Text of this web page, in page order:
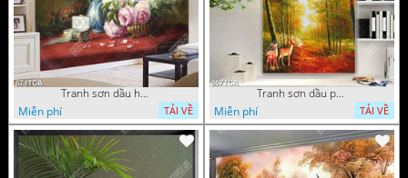
Tranh sơn dầu hoa quả tĩnh vật nghệ thuật gắn tường
Miễn phí
TẢI VỀ
Tranh sơn dầu phong cảnh mùa thu cây lá vàng và nai trang trí tường
Miễn phí
TẢI VỀ